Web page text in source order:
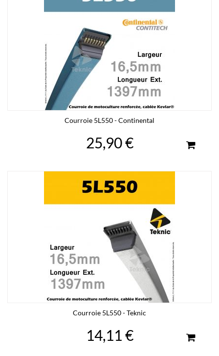
Courroie 5L550 - Continental
25,90 €
Courroie 5L550 - Teknic
14,11 €